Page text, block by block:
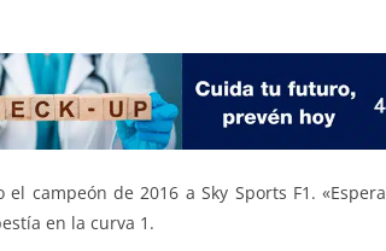
campeón de 2016 a Sky Sports F1.
en la curva 1.